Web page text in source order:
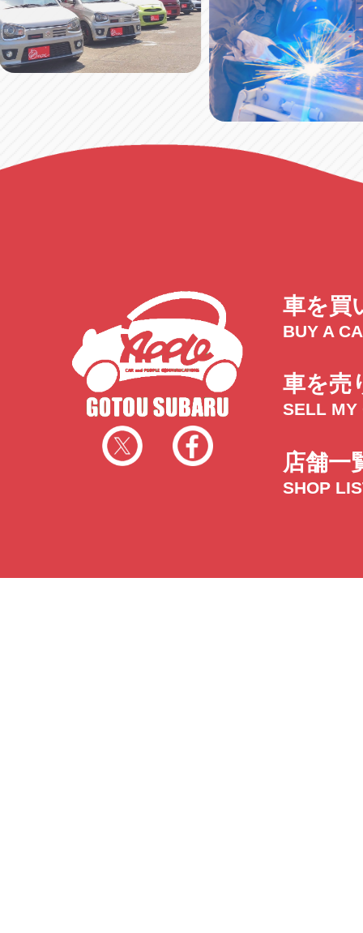
ジ
送
り
車を買
BUY A
車を売
SELL MY
店舗一
SHOP